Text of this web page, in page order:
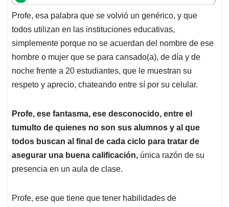
t
s
A
p
p
e
b
o
o
k
k
e
d
I
n
i
l
e
a
d
s
Profe, esa palabra que se volvió un genérico, y que
todos utilizan en las instituciones educativas,
simplemente porque no se acuerdan del nombre de ese
hombre o mujer que se para cansado(a), de día y de
noche frente a 20 estudiantes, que le muestran su
respeto y aprecio, chateando entre sí por su celular.
Profe, ese fantasma, ese desconocido, entre el
tumulto de quienes no son sus alumnos y al que
todos buscan al final de cada ciclo para tratar de
asegurar una buena calificación, única razón de su
presencia en un aula de clase.
Profe, ese que tiene que tener habilidades de